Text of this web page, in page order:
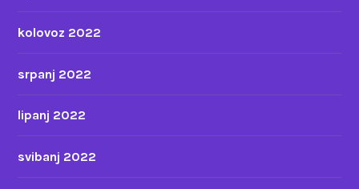
kolovoz 2022
srpanj 2022
lipanj 2022
svibanj 2022